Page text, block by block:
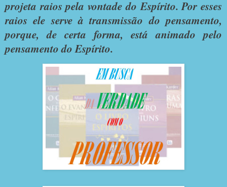
projeta raios pela vontade do Espírito. Por esses
raios ele serve à transmissão do pensamento,
porque, de certa forma, está animado pelo
pensamento do Espírito.